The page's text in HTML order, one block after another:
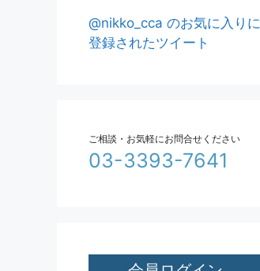
@nikko_cca のお気に入りに
登録されたツイート
ご相談・お気軽にお問合せください
03-3393-7641